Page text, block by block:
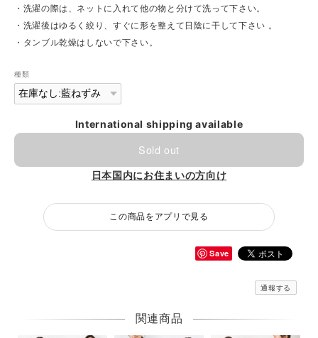
・洗濯の際は、ネットに入れて他の物と分けて洗って下さい。
・洗濯後はゆるく絞り、すぐに形を整えて日陰に干して下さい 。
・タンブル乾燥はしないで下さい。
種類
International shipping available
Sold out
日本国内にお住まいの方向け
この商品をアプリで見る
Save
通報する
関連商品